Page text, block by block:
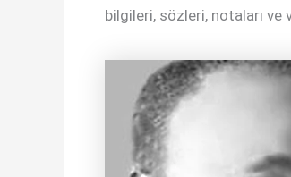
bilgileri, sözleri, notaları ve